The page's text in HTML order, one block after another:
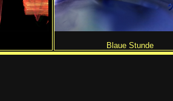
Blaue Stunde